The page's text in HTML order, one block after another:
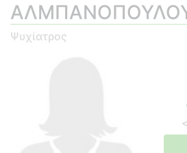
ΑΛΜΠΑΝΟΠΟΥΛΟΥ
Ψυχίατρος